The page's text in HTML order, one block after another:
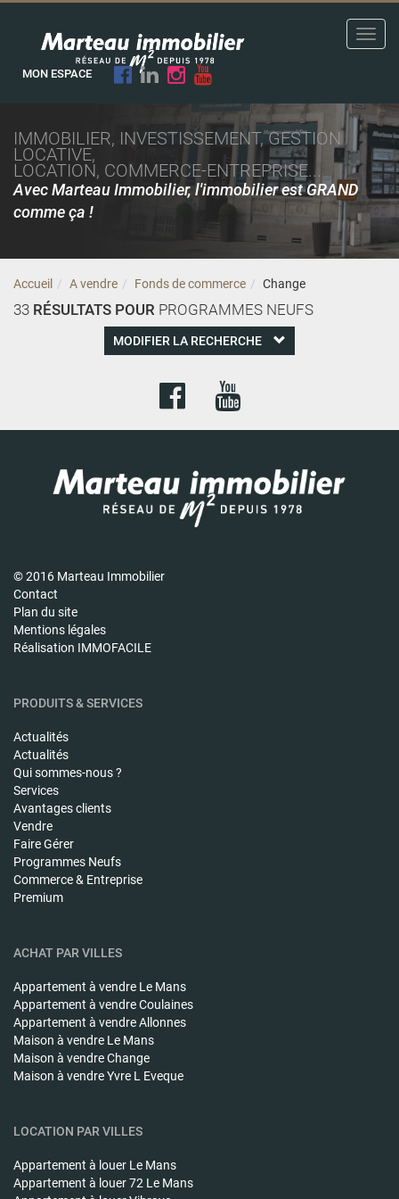
MON ESPACE
IMMOBILIER, INVESTISSEMENT, GESTION
LOCATIVE,
LOCATION, COMMERCE-ENTREPRISE...
Avec Marteau Immobilier, l'immobilier est GRAND
comme ça !
Accueil A vendre Fonds de commerce Change
33 RÉSULTATS POUR PROGRAMMES NEUFS
MODIFIER LA RECHERCHE
© 2016 Marteau Immobilier
Contact
Plan du site
Mentions légales
Réalisation IMMOFACILE
PRODUITS & SERVICES
Actualités
Actualités
Qui sommes-nous ?
Services
Avantages clients
Vendre
Faire Gérer
Programmes Neufs
Commerce & Entreprise
Premium
ACHAT PAR VILLES
Appartement à vendre Le Mans
Appartement à vendreCoulaines
Appartement à vendreAllonnes
Maison à vendre Le Mans
Maison à vendreChange
Maison à vendreYvre L Eveque
LOCATION PAR VILLES
Appartement à louer Le Mans
Appartement à louer72 Le Mans